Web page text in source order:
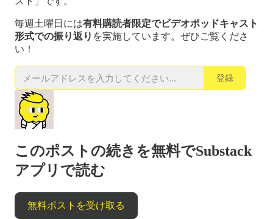
毎週土曜日には有料購読者限定でビデオポッドキャスト
形式での振り返り を実施しています。ぜひご覧くださ
い！
登録
このポストの続きを無料でSubstack
アプリで読む
無料ポストを受け取る